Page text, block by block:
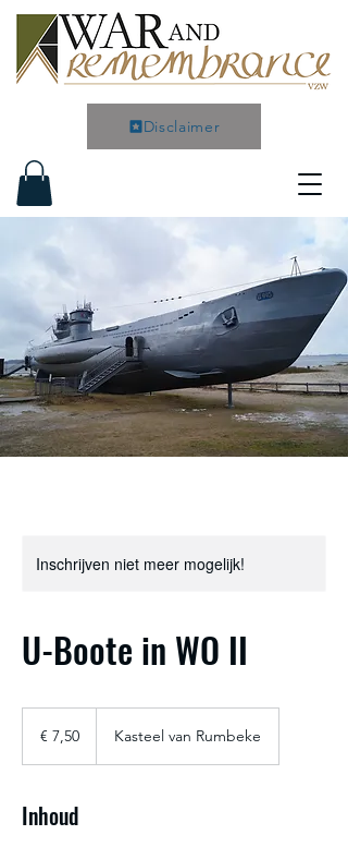
Disclaimer
Inschrijven niet meer mogelijk!
U-Boote in WO II
€ 7,50 Kasteel van Rumbeke
Inhoud